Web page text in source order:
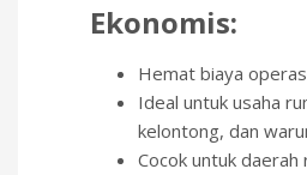
Ekonomis:
Hemat biaya
Ideal untuk usaha
kelontong, dan
Cocok untuk daerah